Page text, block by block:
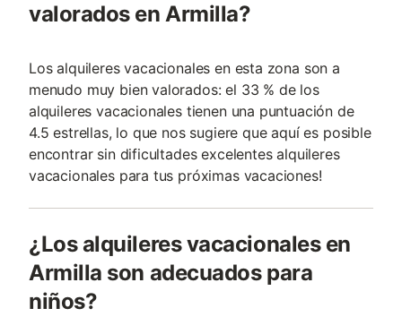
valorados en Armilla?
Los alquileres vacacionales en esta zona son a
menudo muy bien valorados: el 33 % de los
alquileres vacacionales tienen una puntuación de
4.5 estrellas, lo que nos sugiere que aquí es posible
encontrar sin dificultades excelentes alquileres
vacacionales para tus próximas vacaciones!
¿Los alquileres vacacionales en
Armilla son adecuados para
niños?